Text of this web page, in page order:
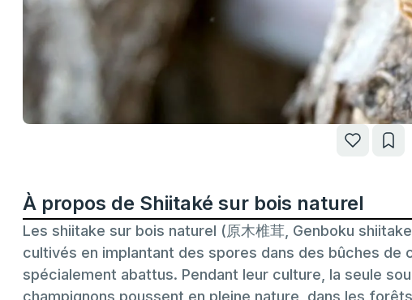
À propos de Shiitaké sur bois naturel
Les shiitake sur bois naturel (原木椎茸, Genboku
cultivés en implantant des spores dans des bûches de
spécialement abattus. Pendant leur culture, la seule
champignons poussent en pleine nature, dans les